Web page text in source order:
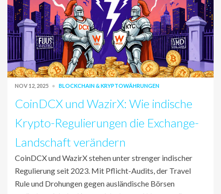
NOV 12, 2025 BLOCKCHAIN & KRYPTOWÄHRUNGEN
CoinDCX und WazirX: Wie indische
Krypto-Regulierungen die Exchange-
Landschaft verändern
CoinDCX und WazirX stehen unter strenger indischer
Regulierung seit 2023. Mit Pflicht-Audits, der Travel
Rule und Drohungen gegen ausländische Börsen